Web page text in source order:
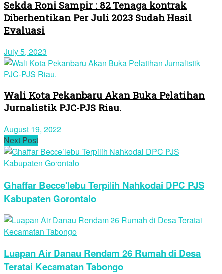
Sekda Roni Sampir : 82 Tenaga kontrak
Diberhentikan Per Juli 2023 Sudah Hasil
Evaluasi
July 5, 2023
Wali Kota Pekanbaru Akan Buka Pelatihan
Jurnalistik PJC-PJS Riau.
August 19, 2022
Next Post
Ghaffar Becce'lebu Terpilih Nahkodai DPC PJS
Kabupaten Gorontalo
Luapan Air Danau Rendam 26 Rumah di Desa
Teratai Kecamatan Tabongo